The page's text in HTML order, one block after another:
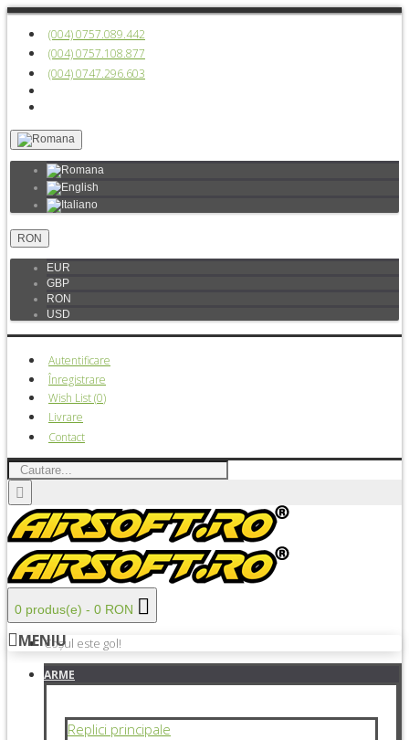
(004) 0757.089.442
(004) 0757.108.877
(004) 0747.296.603
RON
EUR
GBP
RON
USD
Autentificare
Înregistrare
Wish List (0)
Livrare
Contact
0 produs(e) - 0 RON
Coșul este gol!
MENIU
ARME
Replici principale